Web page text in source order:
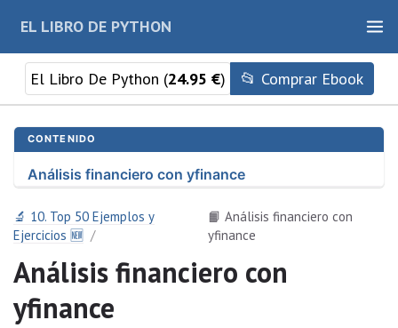
EL LIBRO DE PYTHON
El Libro De Python (24.95 €) 📂 Comprar Ebook
CONTENIDO
Análisis financiero con yfinance
🔬 10. Top 50 Ejemplos y
Ejercicios 🆕
📙 Análisis financiero con
yfinance
Análisis financiero con
yfinance